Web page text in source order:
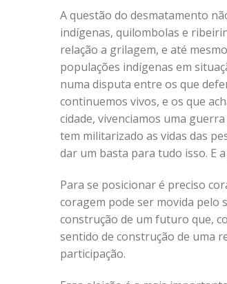
A questão do desmatamento
indígenas, quilombolas e
relação a grilagem, e até
populações indígenas em
numa disputa entre os que
continuemos vivos, e os que
cidade, vivenciamos uma
tem militarizado as vidas das
dar um basta para tudo isso. E
Para se posicionar é preciso
coragem pode ser movida pelo
construção de um futuro que,
sentido de construção de uma
participação.